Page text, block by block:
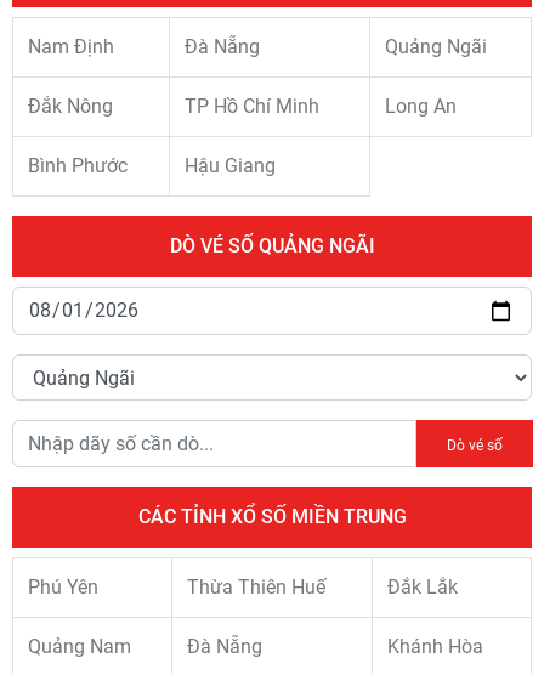
Nam Định Đà Nẵng Quảng Ngãi
Đắk Nông TP Hồ Chí Minh Long An
Bình Phước Hậu Giang
DÒ VÉ SỐ QUẢNG NGÃI
Dò vé số
CÁC TỈNH XỔ SỐ MIỀN TRUNG
Phú Yên Thừa Thiên Huế Đắk Lắk
Quảng Nam Đà Nẵng Khánh Hòa